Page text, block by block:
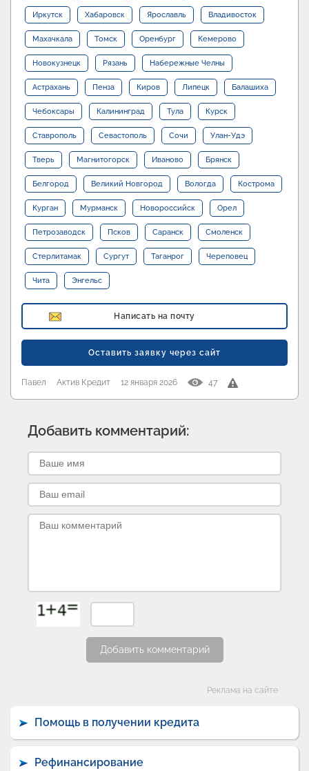
Иркутск Хабаровск Ярославль Владивосток
Махачкала Томск Оренбург Кемерово
Новокузнецк Рязань Набережные Челны
Астрахань Пенза Киров Липецк Балашиха
Чебоксары Калининград Тула Курск
Ставрополь Севастополь Сочи Улан-Удэ
Тверь Магнитогорск Иваново Брянск
Белгород Великий Новгород Вологда Кострома
Курган Мурманск Новороссийск Орел
Петрозаводск Псков Саранск Смоленск
Стерлитамак Сургут Таганрог Череповец
Чита Энгельс
Написать на почту
Оставить заявку через сайт
Павел Актив Кредит 12 января 2026 47
Добавить комментарий:
Добавить комментарий
Реклама на сайте
Помощь в получении кредита
Рефинансирование